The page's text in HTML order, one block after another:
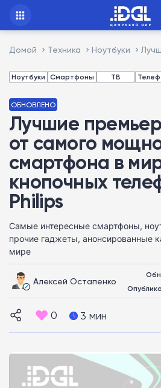
Домой Техника Ноутбуки
Ноутбуки Смартфоны ТВ
ОБНОВЛЕНО
Лучшие
от самого
смартфона в
кнопочных
Philips
Самые интересные смартфоны,
прочие гаджеты, анонсированные
мире
Алексей Остапенко
0 3 мин